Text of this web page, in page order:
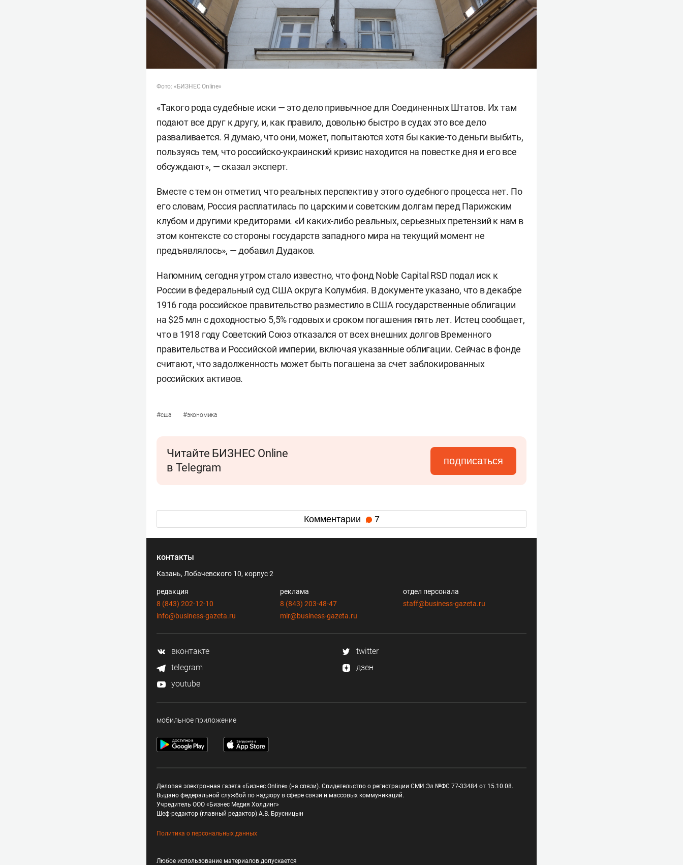
Фото: «БИЗНЕС Online»
«Такого рода судебные иски — это дело привычное для Соединенных Штатов. Их там
подают все друг к другу, и, как правило, довольно быстро в судах это все дело
разваливается. Я думаю, что они, может, попытаются хотя бы какие-то деньги выбить,
пользуясь тем, что российско-украинский кризис находится на повестке дня и его все
обсуждают», — сказал эксперт.
Вместе с тем он отметил, что реальных перспектив у этого судебного процесса нет. По
его словам, Россия расплатилась по царским и советским долгам перед Парижским
клубом и другими кредиторами. «И каких-либо реальных, серьезных претензий к нам в
этом контексте со стороны государств западного мира на текущий момент не
предъявлялось», — добавил Дудаков.
Напомним, сегодня утром стало известно, что фонд Noble Capital RSD подал иск к
России в федеральный суд США округа Колумбия. В документе указано, что в декабре
1916 года российское правительство разместило в США государственные облигации
на $25 млн с доходностью 5,5% годовых и сроком погашения пять лет. Истец сообщает,
что в 1918 году Советский Союз отказался от всех внешних долгов Временного
правительства и Российской империи, включая указанные облигации. Сейчас в фонде
считают, что задолженность может быть погашена за счет заблокированных
российских активов.
#сша #экономика
Читайте БИЗНЕС Online
в Telegram
подписаться
Комментарии 7
контакты
Казань, Лобачевского 10, корпус 2
редакция
8 (843) 202-12-10
info@business-gazeta.ru
реклама
8 (843) 203-48-47
mir@business-gazeta.ru
отдел персонала
staff@business-gazeta.ru
вконтакте
twitter
telegram
дзен
youtube
мобильное приложение
Деловая электронная газета «Бизнес Online» (на связи). Свидетельство о регистрации СМИ Эл №ФС 77-33484 от 15.10.08.
Выдано федеральной службой по надзору в сфере связи и массовых коммуникаций.
Учредитель ООО «Бизнес Медия Холдинг»
Шеф-редактор (главный редактор) А.В. Брусницын
Политика о персональных данных
Любое использование материалов допускается